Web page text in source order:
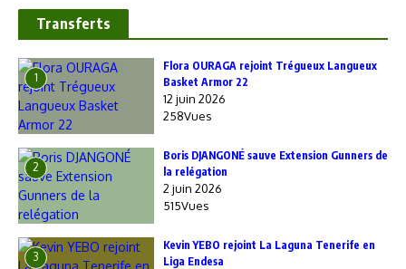
Transferts
1
Flora OURAGA rejoint Trégueux Langueux
Basket Armor 22
12 juin 2026
258Vues
2
Boris DJANGONÉ sauve Extension Gunners de
la relégation
2 juin 2026
515Vues
3
Kevin YEBO rejoint La Laguna Tenerife en
Liga Endesa